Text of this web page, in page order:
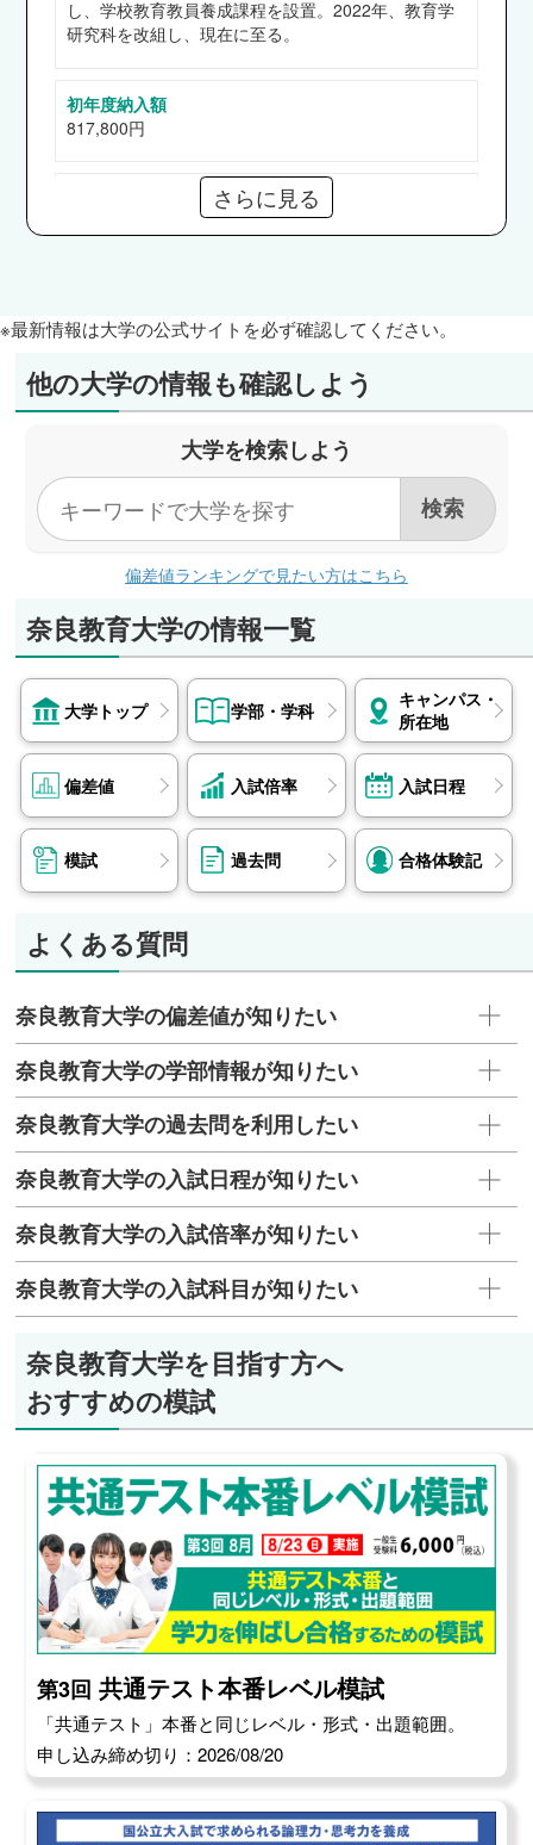
など
し、学校教育教員養成課程を設置。2022年、教育学
研究科を改組し、現在に至る。
初年度納入額
817,800円
【給付】高等教育の修学支援新制度、奈良教育大学後
通信教育部
さらに見る
※最新情報は大学の公式サイトを必ず確認してください。
他の大学の情報も確認しよう
大学を検索しよう
偏差値ランキングで見たい方はこちら
奈良教育大学の情報一覧
大学トップ 学部・学科
キャンパス・
所在地
偏差値 入試倍率 入試日程
模試 過去問 合格体験記
よくある質問
奈良教育大学の偏差値が知りたい
奈良教育大学の学部情報が知りたい
奈良教育大学の過去問を利用したい
奈良教育大学の入試日程が知りたい
奈良教育大学の入試倍率が知りたい
奈良教育大学の入試科目が知りたい
奈良教育大学を目指す方へ
おすすめの模試
第3回 共通テスト本番レベル模試
「共通テスト」本番と同じレベル・形式・出題範囲。
申し込み締め切り：2026/08/20